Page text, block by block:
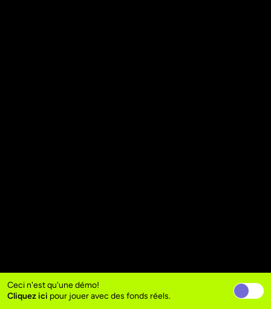
Ceci n'est qu'une démo!
Cliquez ici pour jouer avec des fonds réels.